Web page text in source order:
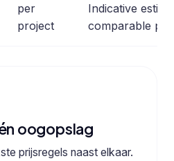
per
project
Indicative
comparable
oogopslag
prijsregels naast elkaar.